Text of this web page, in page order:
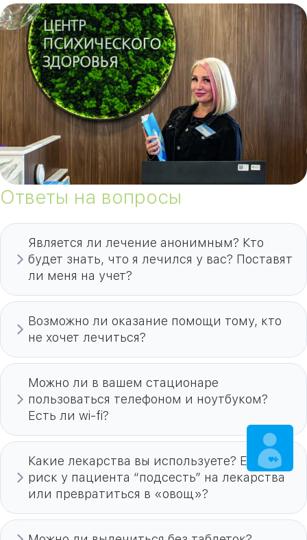
Ответы на вопросы
Является ли лечение анонимным? Кто
будет знать, что я лечился у вас? Поставят
ли меня на учет?
Возможно ли оказание помощи тому, кто
не хочет лечиться?
Можно ли в вашем стационаре
пользоваться телефоном и ноутбуком?
Есть ли wi-fi?
Какие лекарства вы используете? Есть ли
риск у пациента “подсесть” на лекарства
или превратиться в «овощ»?
ЗАПИСАТЬСЯ
НА ПРИЕМ